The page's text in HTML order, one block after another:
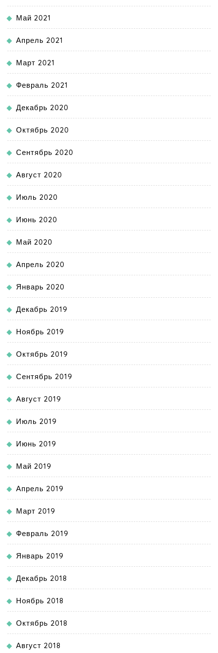
Май 2021
Апрель 2021
Март 2021
Февраль 2021
Декабрь 2020
Октябрь 2020
Сентябрь 2020
Август 2020
Июль 2020
Июнь 2020
Май 2020
Апрель 2020
Январь 2020
Декабрь 2019
Ноябрь 2019
Октябрь 2019
Сентябрь 2019
Август 2019
Июль 2019
Июнь 2019
Май 2019
Апрель 2019
Март 2019
Февраль 2019
Январь 2019
Декабрь 2018
Ноябрь 2018
Октябрь 2018
Август 2018